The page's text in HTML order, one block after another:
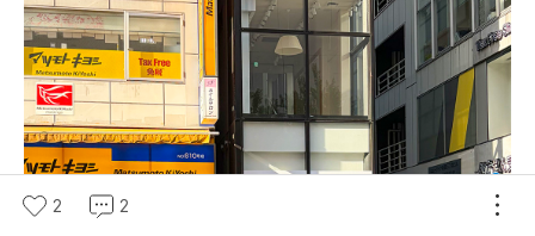
2 2